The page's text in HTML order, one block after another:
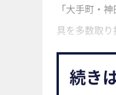
「大手町・
具を多数取
続き